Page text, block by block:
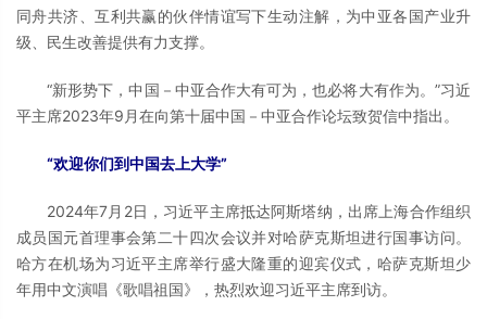
同舟共济、互利共赢的伙伴情谊写下生动注解，为中亚各国产业升
级、民生改善提供有力支撑。
“新形势下，中国－中亚合作大有可为，也必将大有作为。”习近
平主席2023年9月在向第十届中国－中亚合作论坛致贺信中指出。
“欢迎你们到中国去上大学”
2024年7月2日，习近平主席抵达阿斯塔纳，出席上海合作组织
成员国元首理事会第二十四次会议并对哈萨克斯坦进行国事访问。
哈方在机场为习近平主席举行盛大隆重的迎宾仪式，哈萨克斯坦少
年用中文演唱《歌唱祖国》，热烈欢迎习近平主席到访。